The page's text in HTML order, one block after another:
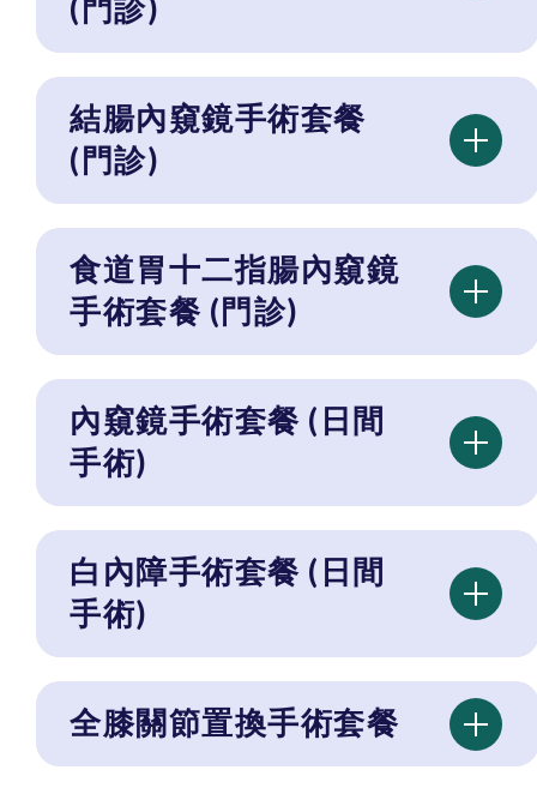
(門診)
結腸內窺鏡手術套餐
(門診)
食道胃十二指腸內窺鏡
手術套餐 (門診)
內窺鏡手術套餐 (日間
手術)
白內障手術套餐 (日間
手術)
全膝關節置換手術套餐